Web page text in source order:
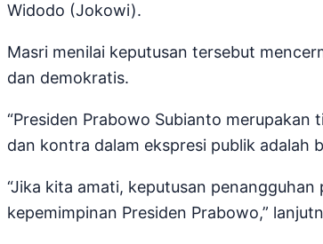
Widodo (Jokowi).
Masri menilai keputusan tersebut
dan demokratis.
“Presiden Prabowo Subianto
dan kontra dalam ekspresi publik adalah
“Jika kita amati, keputusan
kepemimpinan Presiden Prabowo,”